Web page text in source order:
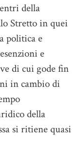
della
Stretto in quei
politica e
e
di cui gode fin
in cambio di
della
si ritiene quasi